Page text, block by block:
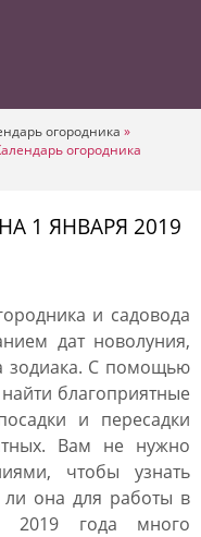
огородника »
огородника
1 ЯНВАРЯ 2019
и садовода
дат новолуния,
зодиака. С помощью
благоприятные
и пересадки
Вам не нужно
чтобы узнать
ли она для работы в
2019 года много